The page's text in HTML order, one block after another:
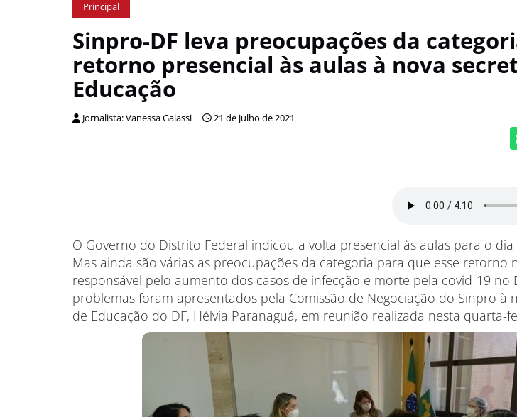
Principal
Sinpro-DF leva preocupações da
retorno presencial às aulas à nova
Educação
Jornalista: Vanessa Galassi 21 de julho de 2021
O Governo do Distrito Federal indicou a volta presencial às aulas para o dia
Mas ainda são várias as preocupações da categoria para que esse retorno
responsável pelo aumento dos casos de infecção e morte pela covid-19 no
problemas foram apresentados pela Comissão de Negociação do Sinpro à
de Educação do DF, Hélvia Paranaguá, em reunião realizada nesta quarta-